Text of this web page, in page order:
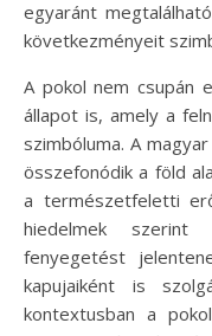
egyaránt
következményeit
A pokol nem csupán
állapot is, amely a
szimbóluma. A
összefonódik a föld
a természetfeletti
hiedelmek szerint
fenyegetést
kapujaiként is
kontextusban a